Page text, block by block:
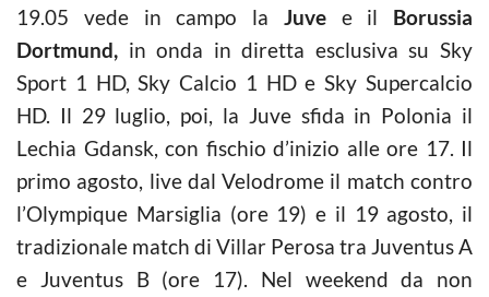
19.05 vede in campo la Juvee il Borussia
Dortmund, in onda in diretta esclusiva su Sky
Sport 1 HD, Sky Calcio 1 HD e Sky Supercalcio
HD. Il 29 luglio, poi, la Juve sfida in Polonia il
Lechia Gdansk, con fischio d’inizio alle ore 17. Il
primo agosto, live dal Velodrome il match contro
l’Olympique Marsiglia (ore 19) e il 19 agosto, il
tradizionale match di Villar Perosa tra Juventus A
e Juventus B (ore 17). Nel weekend da non